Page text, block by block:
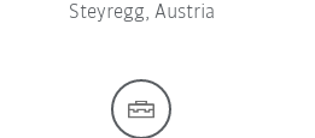
Steyregg, Austria